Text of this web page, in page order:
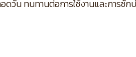
ดวัน ทนทานต่อการใช้งานและการ